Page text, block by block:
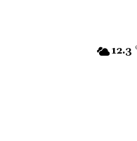
12.3